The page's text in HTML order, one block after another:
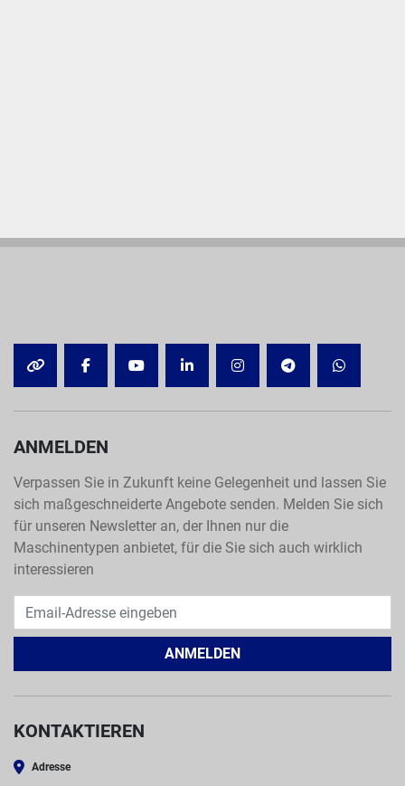
OTHER FACEBOOKYOUTUBELINKEDININSTAGRAMTELEGRAM
ANMELDEN
Verpassen Sie in Zukunft keine Gelegenheit und lassen Sie
sich maßgeschneiderte Angebote senden. Melden Sie sich
für unseren Newsletter an, der Ihnen nur die
Maschinentypen anbietet, für die Sie sich auch wirklich
interessieren
ANMELDEN
KONTAKTIEREN
Adresse